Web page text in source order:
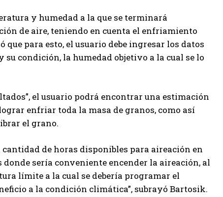
y humedad a la que se terminará
de aire, teniendo en cuenta el enfriamiento
para esto, el usuario debe ingresar los datos
condición, la humedad objetivo a la cual se lo
el usuario podrá encontrar una estimación
enfriar toda la masa de granos, como así
el grano.
de horas disponibles para aireación en
sería conveniente encender la aireación, al
límite a la cual se debería programar el
a la condición climática”, subrayó Bartosik.